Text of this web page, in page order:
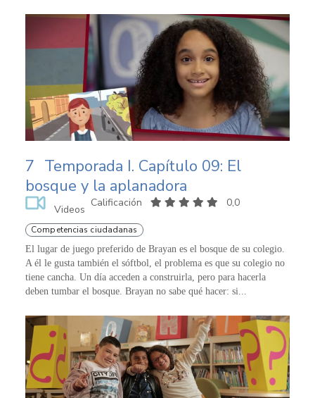
7 Temporada I. Capítulo 09: El
bosque y la aplanadora
Videos
Calificación 0,0
Competencias ciudadanas
El lugar de juego preferido de Brayan es el bosque de su colegio.
A él le gusta también el sóftbol, el problema es que su colegio no
tiene cancha. Un día acceden a construirla, pero para hacerla
deben tumbar el bosque. Brayan no sabe qué hacer: si...